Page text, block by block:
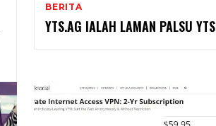
BERITA
YTS.AG IALAH LAMAN PALSU YTS